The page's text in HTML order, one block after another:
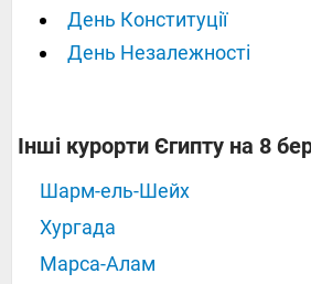
День Конституції
День Незалежності
Інші курорти Єгипту на 8
Шарм-ель-Шейх
Хургада
Марса-Алам